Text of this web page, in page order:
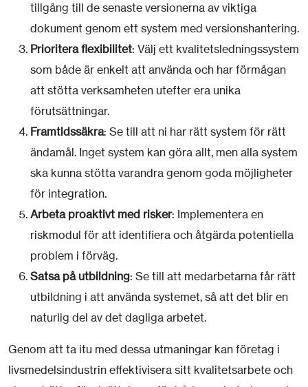
tillgång till de senaste versionerna av viktiga
dokument genom ett system med versionshantering.
Prioritera flexibilitet: Välj ett kvalitetsledningssystem
som både är enkelt att använda och har förmågan
att stötta verksamheten utefter era unika
förutsättningar.
Framtidssäkra: Se till att ni har rätt system för rätt
ändamål. Inget system kan göra allt, men alla system
ska kunna stötta varandra genom goda möjligheter
för integration.
Arbeta proaktivt med risker: Implementera en
riskmodul för att identifiera och åtgärda potentiella
problem i förväg.
Satsa på utbildning: Se till att medarbetarna får rätt
utbildning i att använda systemet, så att det blir en
naturlig del av det dagliga arbetet.
Genom att ta itu med dessa utmaningar kan företag i
livsmedelsindustrin effektivisera sitt kvalitetsarbete och